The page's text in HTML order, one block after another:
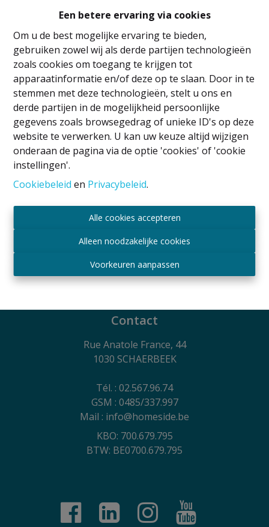
Een betere ervaring via cookies
Om u de best mogelijke ervaring te bieden,
gebruiken zowel wij als derde partijen technologieën
zoals cookies om toegang te krijgen tot
apparaatinformatie en/of deze op te slaan. Door in te
stemmen met deze technologieën, stelt u ons en
derde partijen in de mogelijkheid persoonlijke
gegevens zoals browsegedrag of unieke ID's op deze
website te verwerken. U kan uw keuze altijd wijzigen
onderaan de pagina via de optie 'cookies' of 'cookie
instellingen'.
Cookiebeleid en Privacybeleid.
Alle cookies accepteren
Alleen noodzakelijke cookies
Voorkeuren aanpassen
Wettelijke vermeldingen
IPI-houder: David GUNEL
Vastgoedmakelaar en rentmeester
Erkend door het BIV onder nummer 509.043 in
Luxemburgstraat 16B, 1000 Brussel, België
Onderworpen aan de deontologische code
overeenkomstig het koninklijk besluit van 29 juni
Beroepsaansprakelijkheid en borgtocht via AXA
Belgium SA - polis nr. 730.390.160
Algemene gebruiksvoorwaarden van de website,
Contact
Rue Anatole France, 44
1030 SCHAERBEEK
Tél. : 02.567.96.74
GSM : 0485/337.997
Mail : info@homeside.be
KBO: 700.679.795
BTW: BE0700.679.795